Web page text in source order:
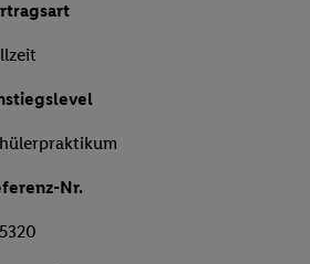
Nr.